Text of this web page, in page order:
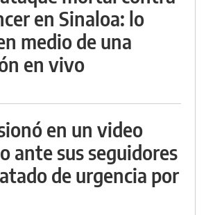
en Sinaloa: lo
medio de una
en vivo
en un video
ante sus seguidores
de urgencia por